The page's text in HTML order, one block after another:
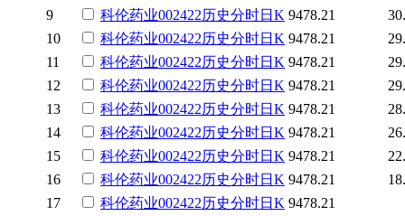
9
科伦药业002422历史分时日K 9478.21
10
科伦药业002422历史分时日K 9478.21
11
科伦药业002422历史分时日K 9478.21
12
科伦药业002422历史分时日K 9478.21
13
科伦药业002422历史分时日K 9478.21
14
科伦药业002422历史分时日K 9478.21
15
科伦药业002422历史分时日K 9478.21
16
科伦药业002422历史分时日K 9478.21
17
科伦药业002422历史分时日K 9478.21